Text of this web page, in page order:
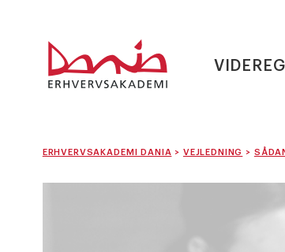
ERHVERVSAKADEMI DANIA > VEJLEDNING >